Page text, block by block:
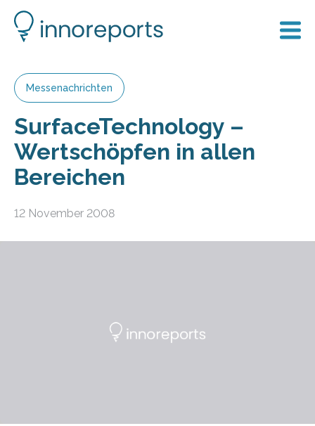
Messenachrichten
SurfaceTechnology –
Wertschöpfen in allen
Bereichen
12 November 2008